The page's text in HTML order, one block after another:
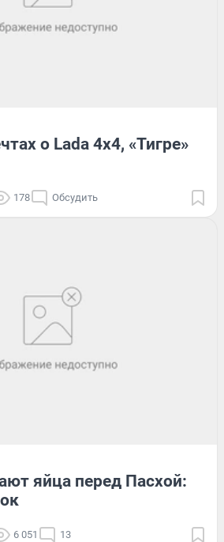
о Lada 4x4, «Тигре»
178 Обсудить
яйца перед Пасхой:
6 051 13